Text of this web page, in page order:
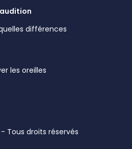
différences
les oreilles
Tous droits réservés